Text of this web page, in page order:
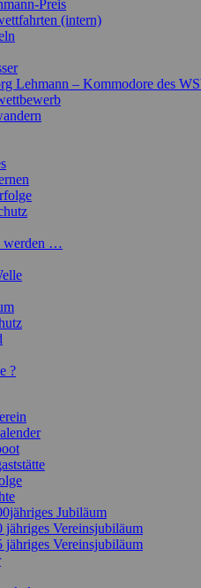
Preis
(intern)
Lehmann – Kommodore des
werden …
?
Jubiläum
jähriges Vereinsjubiläum
jähriges Vereinsjubiläum